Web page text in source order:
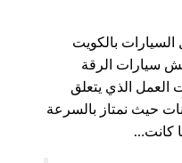
بالكويت
سيارات الرقة
العمل الذي يتعلق
حيث نمتاز بالسرعة
كانت…